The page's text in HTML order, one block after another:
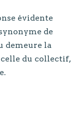
évidente
de
demeure la
du collectif,